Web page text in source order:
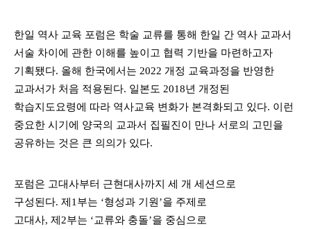
한일 역사 교육 포럼은 학술 교류를 통해 한일 간 역사 교과서
서술 차이에 관한 이해를 높이고 협력 기반을 마련하고자
기획됐다. 올해 한국에서는 2022 개정 교육과정을 반영한
교과서가 처음 적용된다. 일본도 2018년 개정된
학습지도요령에 따라 역사교육 변화가 본격화되고 있다. 이런
중요한 시기에 양국의 교과서 집필진이 만나 서로의 고민을
공유하는 것은 큰 의의가 있다.
포럼은 고대사부터 근현대사까지 세 개 세션으로
구성된다. 제 1 부는 ‘형성과 기원 ’을 주제로
고대사, 제 2부는 ‘교류와 충돌’을 중심으로